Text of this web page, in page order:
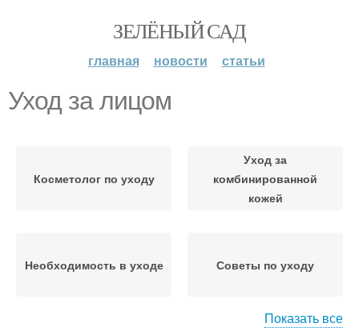
ЗЕЛЁНЫЙ САД
главная новости статьи
Уход за лицом
Косметолог по уходу
Уход за
комбинированной
кожей
Необходимость в уходе Советы по уходу
Показать все